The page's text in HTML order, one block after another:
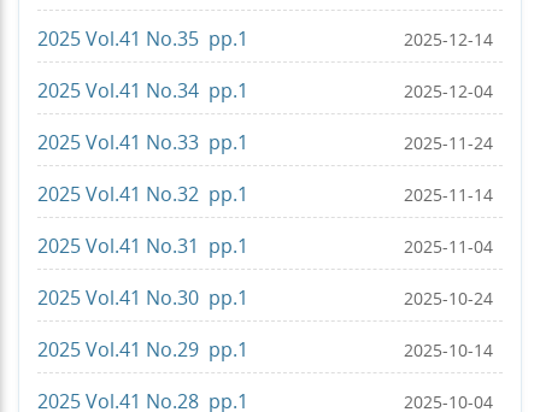
2025 Vol.41 No.35 pp.1 2025-12-14
2025 Vol.41 No.34 pp.1 2025-12-04
2025 Vol.41 No.33 pp.1 2025-11-24
2025 Vol.41 No.32 pp.1 2025-11-14
2025 Vol.41 No.31 pp.1 2025-11-04
2025 Vol.41 No.30 pp.1 2025-10-24
2025 Vol.41 No.29 pp.1 2025-10-14
2025 Vol.41 No.28 pp.1 2025-10-04